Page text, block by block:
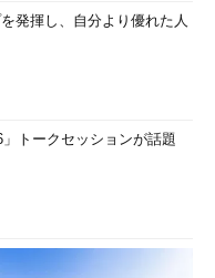
発揮し、自分より優れた人
トークセッションが話題